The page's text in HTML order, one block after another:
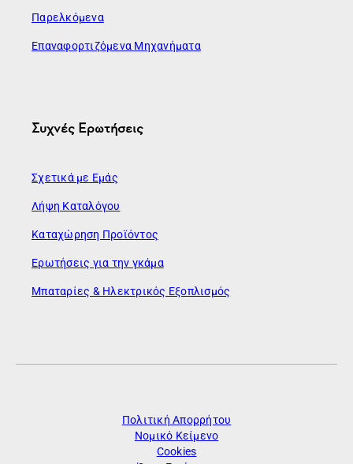
Παρελκόμενα
Επαναφορτιζόμενα Μηχανήματα
Συχνές Ερωτήσεις
Σχετικά με Εμάς
Λήψη Καταλόγου
Καταχώρηση Προϊόντος
Ερωτήσεις για την γκάμα
Μπαταρίες & Ηλεκτρικός Εξοπλισμός
Πολιτική Απορρήτου
Νομικό Κείμενο
Cookies